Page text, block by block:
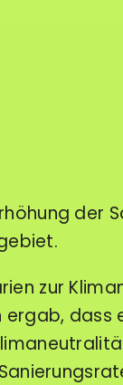
der
zur
dass